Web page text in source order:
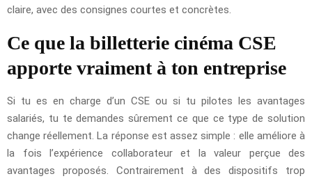
claire, avec des consignes courtes et concrètes.
Ce que la billetterie cinéma CSE
apporte vraiment à ton entreprise
Si tu es en charge d’un CSE ou si tu pilotes les avantages
salariés, tu te demandes sûrement ce que ce type de solution
change réellement. La réponse est assez simple : elle améliore à
la fois l’expérience collaborateur et la valeur perçue des
avantages proposés. Contrairement à des dispositifs trop